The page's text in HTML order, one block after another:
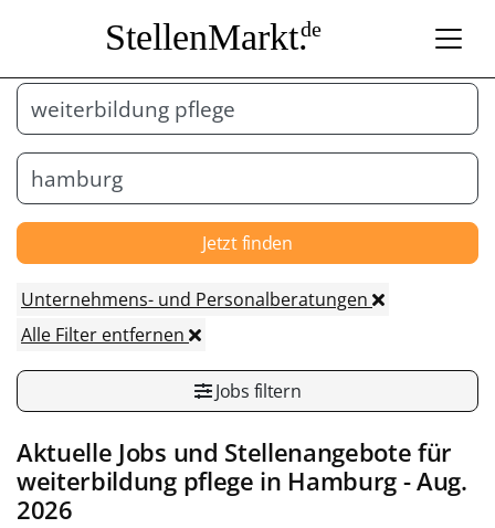
StellenMarkt.de
Jetzt finden
Unternehmens- und Personalberatungen
Alle Filter entfernen
Jobs filtern
Aktuelle Jobs und Stellenangebote für
weiterbildung pflege in Hamburg- Aug.
2026